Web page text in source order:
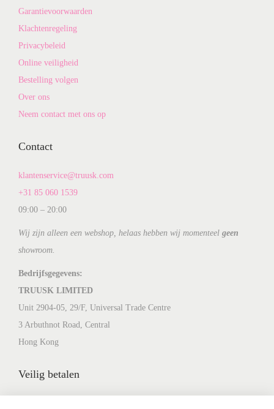
Garantievoorwaarden
Klachtenregeling
Privacybeleid
Online veiligheid
Bestelling volgen
Over ons
Neem contact met ons op
Contact
klantenservice@truusk.com
+31 85 060 1539
09:00 – 20:00
Wij zijn alleen een webshop, helaas hebben wij momenteel geen
showroom.
Bedrijfsgegevens:
TRUUSK LIMITED
Unit 2904-05, 29/F, Universal Trade Centre
3 Arbuthnot Road, Central
Hong Kong
Veilig betalen
Identiteit